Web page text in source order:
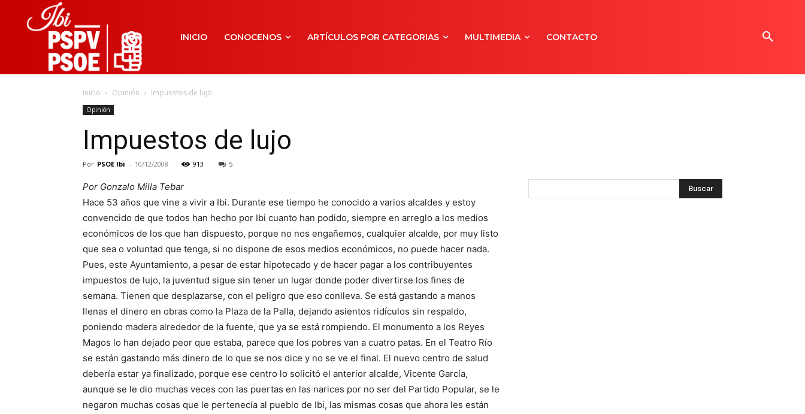
INICIO CONOCENOS ARTÍCULOS POR CATEGORIAS MULTIMEDIA CONTACTO
Inicio Opinión Impuestos de lujo
Opinión
Impuestos de lujo
Por PSOE Ibi - 10/12/2008 913 5
Por Gonzalo Milla Tebar
Hace 53 años que vine a vivir a Ibi. Durante ese tiempo he conocido a varios alcaldes y estoy
convencido de que todos han hecho por Ibi cuanto han podido, siempre en arreglo a los medios
económicos de los que han dispuesto, porque no nos engañemos, cualquier alcalde, por muy listo
que sea o voluntad que tenga, si no dispone de esos medios económicos, no puede hacer nada.
Pues, este Ayuntamiento, a pesar de estar hipotecado y de hacer pagar a los contribuyentes
impuestos de lujo, la juventud sigue sin tener un lugar donde poder divertirse los fines de
semana. Tienen que desplazarse, con el peligro que eso conlleva. Se está gastando a manos
llenas el dinero en obras como la Plaza de la Palla, dejando asientos ridículos sin respaldo,
poniendo madera alrededor de la fuente, que ya se está rompiendo. El monumento a los Reyes
Magos lo han dejado peor que estaba, parece que los pobres van a cuatro patas. En el Teatro Río
se están gastando más dinero de lo que se nos dice y no se ve el final. El nuevo centro de salud
debería estar ya finalizado, porque ese centro lo solicitó el anterior alcalde, Vicente García,
aunque se le dio muchas veces con las puertas en las narices por no ser del Partido Popular, se le
negaron muchas cosas que le pertenecía al pueblo de Ibi, las mismas cosas que ahora les están